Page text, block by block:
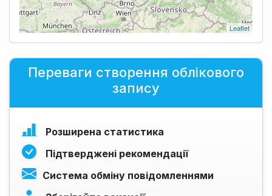
Leaflet
Переваги створення облікового
запису
Розширена статистика
Підтверджені рекомендації
Система обміну повідомленнями